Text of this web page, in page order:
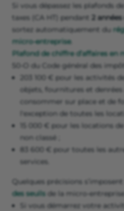
Si vous dépassez les plafonds
taxes (CA HT) pendant 2
sortez automatiquement du
micro-entreprise.
Plafond de chiffre d’affaires en
50-O du Code général des
203 100 € pour les activités
objets, fournitures et
consommer sur place et de
l'exception de toutes les
15 000 € pour les locations
non classé ;
83 600 € pour toutes les
services.
Quelques précisions
des seuils de la micro-entreprise :
Si vous démarrez votre